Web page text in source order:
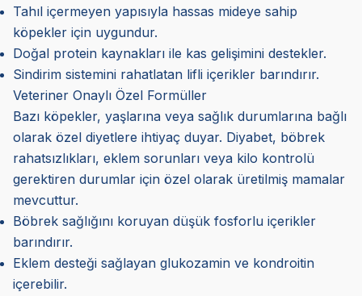
Tahıl içermeyen yapısıyla hassas mideye sahip
köpekler için uygundur.
Doğal protein kaynakları ile kas gelişimini destekler.
Sindirim sistemini rahatlatan lifli içerikler barındırır.
Veteriner Onaylı Özel Formüller
Bazı köpekler, yaşlarına veya sağlık durumlarına bağlı
olarak özel diyetlere ihtiyaç duyar. Diyabet, böbrek
rahatsızlıkları, eklem sorunları veya kilo kontrolü
gerektiren durumlar için özel olarak üretilmiş mamalar
mevcuttur.
Böbrek sağlığını koruyan düşük fosforlu içerikler
barındırır.
Eklem desteği sağlayan glukozamin ve kondroitin
içerebilir.